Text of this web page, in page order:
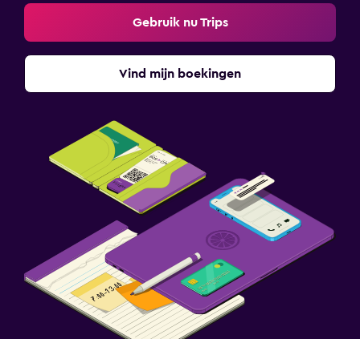
Gebruik nu Trips
Vind mijn boekingen